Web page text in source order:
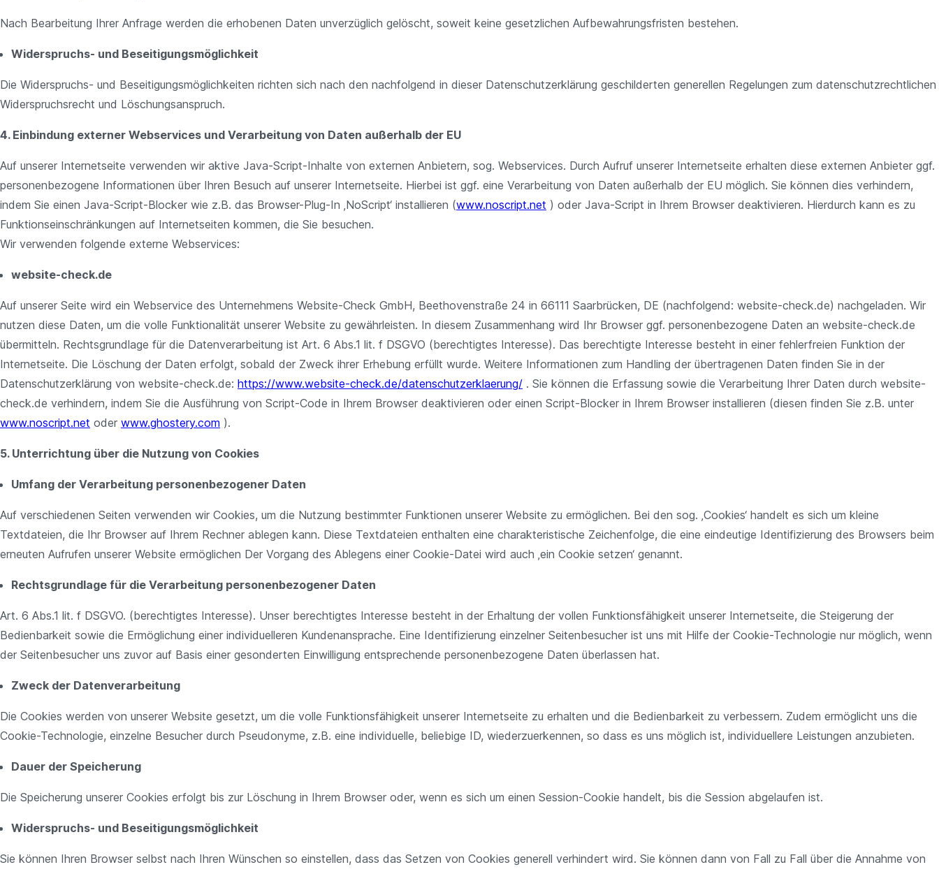
Nach Bearbeitung Ihrer Anfrage werden die erhobenen Daten unverzüglich gelöscht, soweit keine gesetzlichen Aufbewahrungsfristen bestehen.
Widerspruchs- und Beseitigungsmöglichkeit
Die Widerspruchs- und Beseitigungsmöglichkeiten richten sich nach den nachfolgend in dieser Datenschutzerklärung geschilderten generellen Regelungen zum datenschutzrechtlichen
Widerspruchsrecht und Löschungsanspruch.
4. Einbindung externer Webservices und Verarbeitung von Daten außerhalb der EU
Auf unserer Internetseite verwenden wir aktive Java-Script-Inhalte von externen Anbietern, sog. Webservices. Durch Aufruf unserer Internetseite erhalten diese externen Anbieter ggf.
personenbezogene Informationen über Ihren Besuch auf unserer Internetseite. Hierbei ist ggf. eine Verarbeitung von Daten außerhalb der EU möglich. Sie können dies verhindern,
indem Sie einen Java-Script-Blocker wie z.B. das Browser-Plug-In ‚NoScript‘ installieren (www.noscript.net ) oder Java-Script in Ihrem Browser deaktivieren. Hierdurch kann es zu
Funktionseinschränkungen auf Internetseiten kommen, die Sie besuchen.
Wir verwenden folgende externe Webservices:
website-check.de
Auf unserer Seite wird ein Webservice des Unternehmens Website-Check GmbH, Beethovenstraße 24 in 66111 Saarbrücken, DE (nachfolgend: website-check.de) nachgeladen. Wir
nutzen diese Daten, um die volle Funktionalität unserer Website zu gewährleisten. In diesem Zusammenhang wird Ihr Browser ggf. personenbezogene Daten an website-check.de
übermitteln. Rechtsgrundlage für die Datenverarbeitung ist Art. 6 Abs.1 lit. f DSGVO (berechtigtes Interesse). Das berechtigte Interesse besteht in einer fehlerfreien Funktion der
Internetseite. Die Löschung der Daten erfolgt, sobald der Zweck ihrer Erhebung erfüllt wurde. Weitere Informationen zum Handling der übertragenen Daten finden Sie in der
Datenschutzerklärung von website-check.de: https://www.website-check.de/datenschutzerklaerung/ . Sie können die Erfassung sowie die Verarbeitung Ihrer Daten durch website-
check.de verhindern, indem Sie die Ausführung von Script-Code in Ihrem Browser deaktivieren oder einen Script-Blocker in Ihrem Browser installieren (diesen finden Sie z.B. unter
www.noscript.net oder www.ghostery.com ).
5. Unterrichtung über die Nutzung von Cookies
Umfang der Verarbeitung personenbezogener Daten
Auf verschiedenen Seiten verwenden wir Cookies, um die Nutzung bestimmter Funktionen unserer Website zu ermöglichen. Bei den sog. ‚Cookies‘ handelt es sich um kleine
Textdateien, die Ihr Browser auf Ihrem Rechner ablegen kann. Diese Textdateien enthalten eine charakteristische Zeichenfolge, die eine eindeutige Identifizierung des Browsers beim
erneuten Aufrufen unserer Website ermöglichen Der Vorgang des Ablegens einer Cookie-Datei wird auch ‚ein Cookie setzen‘ genannt.
Rechtsgrundlage für die Verarbeitung personenbezogener Daten
Art. 6 Abs.1 lit. f DSGVO. (berechtigtes Interesse). Unser berechtigtes Interesse besteht in der Erhaltung der vollen Funktionsfähigkeit unserer Internetseite, die Steigerung der
Bedienbarkeit sowie die Ermöglichung einer individuelleren Kundenansprache. Eine Identifizierung einzelner Seitenbesucher ist uns mit Hilfe der Cookie-Technologie nur möglich, wenn
der Seitenbesucher uns zuvor auf Basis einer gesonderten Einwilligung entsprechende personenbezogene Daten überlassen hat.
Zweck der Datenverarbeitung
Die Cookies werden von unserer Website gesetzt, um die volle Funktionsfähigkeit unserer Internetseite zu erhalten und die Bedienbarkeit zu verbessern. Zudem ermöglicht uns die
Cookie-Technologie, einzelne Besucher durch Pseudonyme, z.B. eine individuelle, beliebige ID, wiederzuerkennen, so dass es uns möglich ist, individuellere Leistungen anzubieten.
Dauer der Speicherung
Die Speicherung unserer Cookies erfolgt bis zur Löschung in Ihrem Browser oder, wenn es sich um einen Session-Cookie handelt, bis die Session abgelaufen ist.
Widerspruchs- und Beseitigungsmöglichkeit
Sie können Ihren Browser selbst nach Ihren Wünschen so einstellen, dass das Setzen von Cookies generell verhindert wird. Sie können dann von Fall zu Fall über die Annahme von